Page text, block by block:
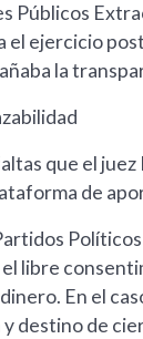
Públicos
el ejercicio
la
que el
de
libre
En el
destino de